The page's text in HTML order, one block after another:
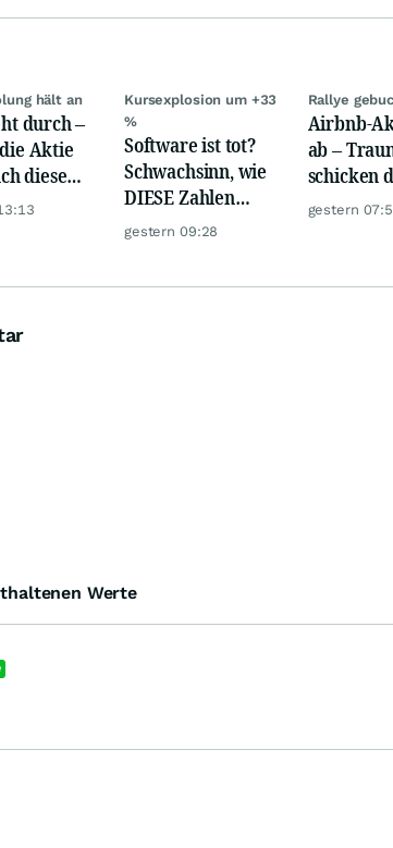
hält an
durch –
Aktie
diese
Kursexplosion um +33
%
Software ist tot?
Schwachsinn, wie
DIESE Zahlen
zeigen!
gestern 09:28
Rallye
Airbnb-
ab –
schicken
auf Reisen
gestern
Werte